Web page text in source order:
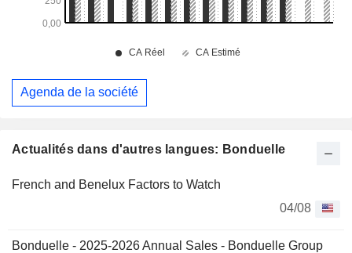
Actualités dans d'autres langues: Bonduelle
French and Benelux Factors to Watch
04/08
Bonduelle - 2025-2026 Annual Sales - Bonduelle Group
Agenda de la société